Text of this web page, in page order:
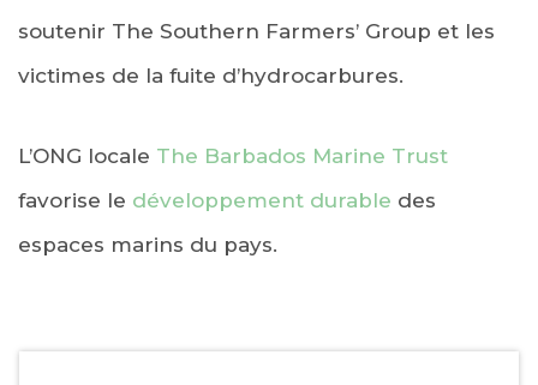
soutenir The Southern Farmers’ Group et les
victimes de la fuite d’hydrocarbures.
L’ONG locale The Barbados Marine Trust
favorise le développement durable des
espaces marins du pays.